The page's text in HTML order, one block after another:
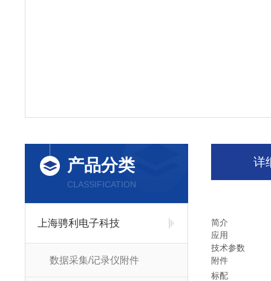
产品分类
CLASSIFICATION
上海骋利电子科技
数据采集/记录仪附件
详
简介
应用
技术参数
附件
标配